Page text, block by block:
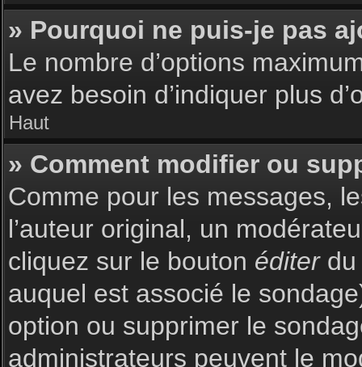
» Pourquoi ne puis-je pas
Le nombre d’options
avez besoin d’indiquer plus
Haut
» Comment modifier ou
Comme pour les messages,
l’auteur original, un
cliquez sur le bouton éditerdu
auquel est associé le
option ou supprimer le
administrateurs peuvent le